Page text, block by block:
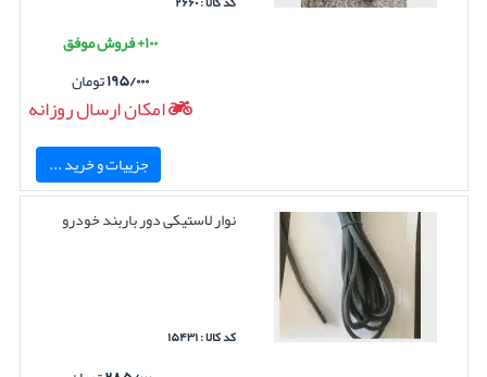
۱۰۰+ فروش موفق
۱۹۵/۰۰۰تومان
امکان ارسال روزانه
جزییات و خرید ...
نوار لاستیکی دور باربند خودرو
کد کالا : ۱۵۴۳۱